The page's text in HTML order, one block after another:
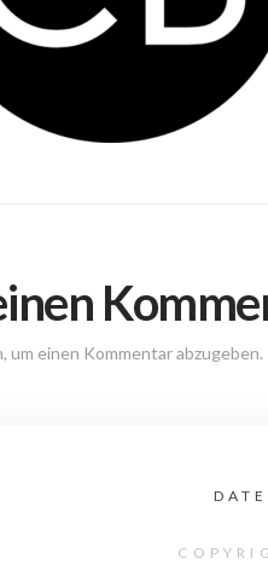
um einen Kommentar abzugeben.